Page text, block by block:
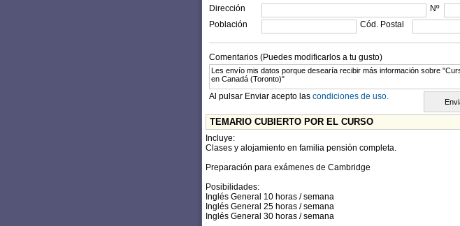
Dirección
Nº
Población
Cód. Postal
Comentarios (Puedes modificarlos a tu gusto)
Al pulsar Enviar acepto las condiciones de uso.
TEMARIO CUBIERTO POR EL CURSO
Incluye:
Clases y alojamiento en familia pensión completa.
Preparación para exámenes de Cambridge
Posibilidades:
Inglés General 10 horas / semana
Inglés General 25 horas / semana
Inglés General 30 horas / semana